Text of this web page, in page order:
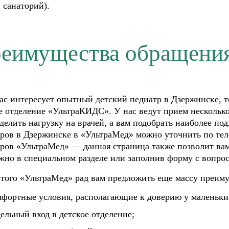
санаторий).
интересует опытный детский педиатр в Дзержинске,
отделение «УльтраКИДС». У нас ведут прием
нагрузку на врачей, а вам подобрать наиболее
в Дзержинске в «УльтраМед» можно уточнить по
«УльтраМед» — данная страница также позволит
в специальном разделе или заполнив форму с
«УльтраМед» рад вам предложить еще массу
условия, располагающие к доверию у
вход в детское отделение;